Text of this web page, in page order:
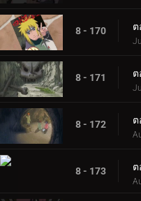
8 - 170 ต
8 - 171 ต
8 - 172 ต
8 - 173 ต